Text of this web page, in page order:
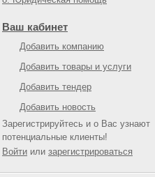
Ваш кабинет
Добавить компанию
Добавить товары и услуги
Добавить тендер
Добавить новость
Зарегистрируйтесь и о Вас узнают
потенциальные клиенты!
Войти или зарегистрироваться